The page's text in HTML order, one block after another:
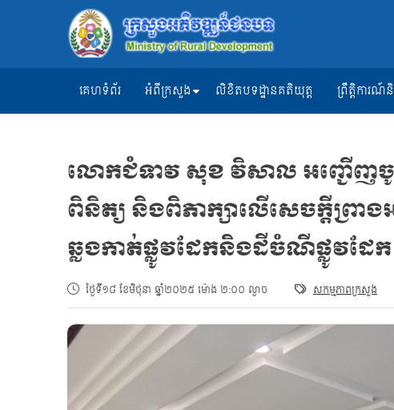
គេហទំព័រ អំពីក្រសួង លិខិតបទដ្ឋានគតិយុត្ត ព្រឹត្តិការ
លោកជំទាវ សុខ វិសាល អញ្ជើញចូ
ពិនិត្យ និងពិភាក្សាលើសេចក្តីព្រាង
ឆ្លងកាត់ផ្លូវដែកនិងដីចំណីផ្លូវដែក
ថ្ងៃទី១៨ ខែមិថុនា ឆ្នាំ២០២៥ ម៉ោង ២:០០ ល្ងាច សកម្មភាពក្រសួង